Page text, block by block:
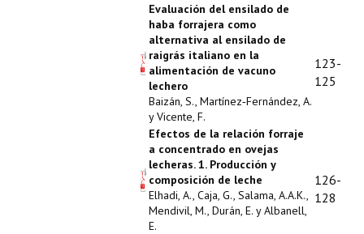
Evaluación del ensilado de
haba forrajera como
alternativa al ensilado de
raigrás italiano en la
alimentación de vacuno
lechero
Baizán, S., Martínez‑Fernández, A.
y Vicente, F.
123-
125
Efectos de la relación forraje
a concentrado en ovejas
lecheras. 1. Producción y
composición de leche
Elhadi, A., Caja, G., Salama, A.A.K.,
Mendivil, M., Durán, E. y Albanell,
E.
126-
128